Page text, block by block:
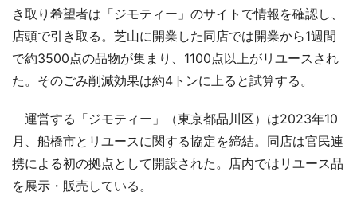
き取り希望者は「ジモティー」のサイトで情報を確認し、
店頭で引き取る。芝山に開業した同店では開業から1週間
で約3500点の品物が集まり、1100点以上がリユースされ
た。そのごみ削減効果は約4トンに上ると試算する。
運営する「ジモティー」（東京都品川区）は2023年10
月、船橋市とリユースに関する協定を締結。同店は官民連
携による初の拠点として開設された。店内ではリユース品
を展示・販売している。